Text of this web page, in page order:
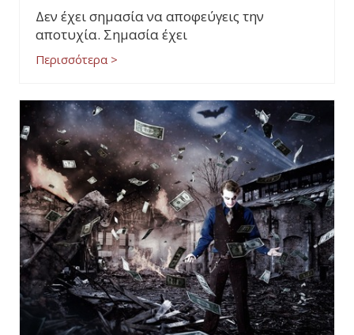
Δεν έχει σημασία να αποφεύγεις την
αποτυχία. Σημασία έχει
Περισσότερα >